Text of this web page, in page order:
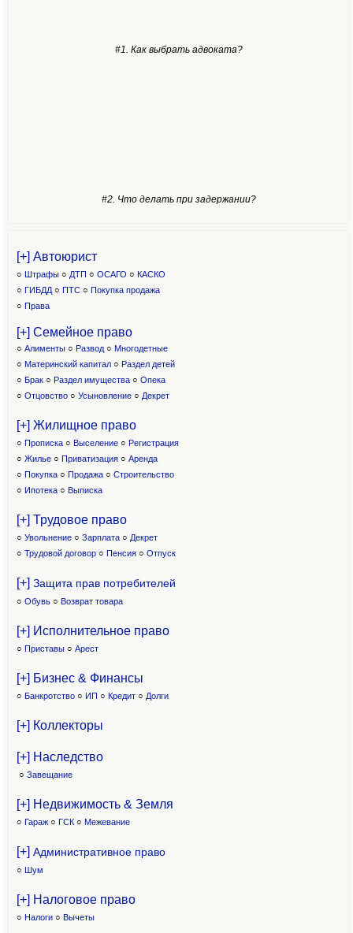
#1. Как выбрать адвоката?
#2. Что делать при задержании?
[+] Автоюрист
○ Штрафы ○ ДТП ○ ОСАГО ○ КАСКО
○ ГИБДД ○ ПТС ○ Покупка продажа
○ Права
[+] Семейное право
○ Алименты ○ Развод ○ Многодетные
○ Материнский капитал○ Раздел детей
○ Брак ○ Раздел имущества ○ Опека
○ Отцовство○ Усыновление ○ Декрет
[+] Жилищное право
○ Прописка ○ Выселение ○ Регистрация
○ Жилье ○ Приватизация ○ Аренда
○ Покупка ○ Продажа ○ Строительство
○ Ипотека ○ Выписка
[+] Трудовое право
○ Увольнение ○ Зарплата ○ Декрет
○ Трудовой договор ○ Пенсия ○ Отпуск
[+] Защита прав потребителей
○ Обувь ○ Возврат товара
[+] Исполнительное право
○ Приставы ○ Арест
[+] Бизнес & Финансы
○ Банкротство ○ ИП ○ Кредит ○ Долги
[+] Коллекторы
[+] Наследство
○ Завещание
[+] Недвижимость & Земля
○ Гараж ○ ГСК ○ Межевание
[+] Административное право
○ Шум
[+] Налоговое право
○ Налоги ○ Вычеты